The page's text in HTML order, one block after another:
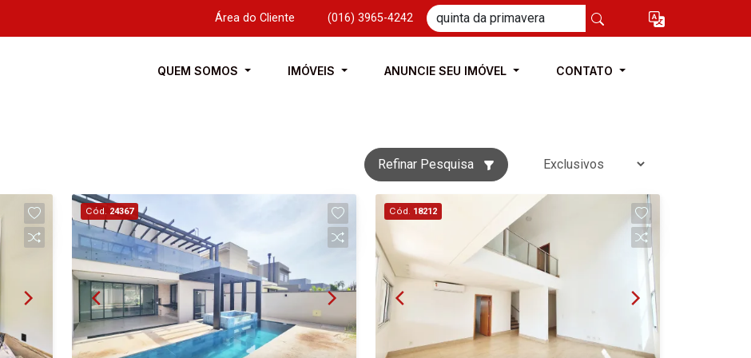
Área do Cliente (016) 3965-4242
QUEM SOMOS IMÓVEIS ANUNCIE SEU IMÓVEL CONTATO
Refinar Pesquisa
Cód. 24367 Cód. 18212